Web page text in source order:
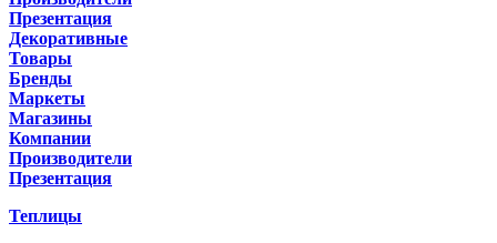
Презентация
Декоративные
Товары
Бренды
Маркеты
Магазины
Компании
Производители
Презентация
Теплицы